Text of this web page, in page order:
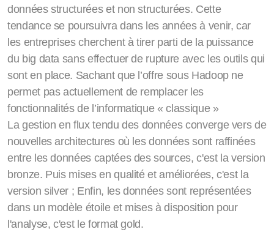
données structurées et non structurées. Cette
tendance se poursuivra dans les années à venir, car
les entreprises cherchent à tirer parti de la puissance
du big data sans effectuer de rupture avec les outils qui
sont en place. Sachant que l’offre sous Hadoop ne
permet pas actuellement de remplacer les
fonctionnalités de l’informatique « classique »
La gestion en flux tendu des données converge vers de
nouvelles architectures où les données sont raffinées
entre les données captées des sources, c'est la version
bronze. Puis mises en qualité et améliorées, c'est la
version silver ; Enfin, les données sont représentées
dans un modèle étoile et mises à disposition pour
l'analyse, c'est le format gold.